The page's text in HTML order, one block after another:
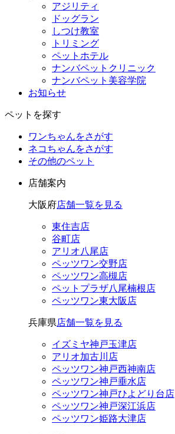
アジリティ
ドッグラン
しつけ教室
トリミング
ペットホテル
ナンバペットクリニック
ナンバペット美容学院
お知らせ
ペットを探す
ワンちゃんをさがす
ネコちゃんをさがす
その他のペット
店舗案内
大阪府店舗一覧を見る
東住吉店
谷町店
アリオ八尾店
ペッツワン交野店
ペッツワン高槻店
ペットプラザ八尾楠根店
ペッツワン東大阪店
兵庫県店舗一覧を見る
イズミヤ神戸玉津店
アリオ加古川店
ペッツワン神戸西神南店
ペッツワン神戸垂水店
ペッツワン神戸ひよどり台店
ペッツワン神戸深江浜店
ペッツワン姫路大津店